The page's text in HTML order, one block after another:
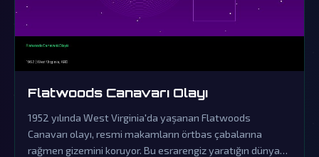
Flatwoods Canavarı Olayı
1952 yılında West Virginia'da yaşanan Flatwoods
Canavarı olayı, resmi makamların örtbas çabalarına
rağmen gizemini koruyor. Bu esrarengiz yaratığın dünya